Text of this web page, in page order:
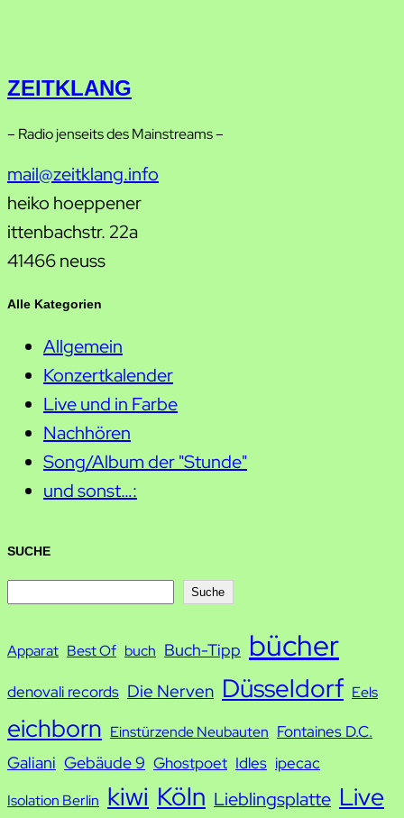
ZEITKLANG
– Radio jenseits des Mainstreams –
mail@zeitklang.info
heiko hoeppener
ittenbachstr. 22a
41466 neuss
Alle Kategorien
Allgemein
Konzertkalender
Live und in Farbe
Nachhören
Song/Album der "Stunde"
und sonst…:
SUCHE
c
Suche
Apparat Best Of buch Buch-Tipp bücher
denovali records Die Nerven Düsseldorf Eels
eichborn Einstürzende Neubauten Fontaines D.C.
Galiani Gebäude 9 Ghostpoet Idles ipecac
Isolation Berlin kiwi Köln Lieblingsplatte Live